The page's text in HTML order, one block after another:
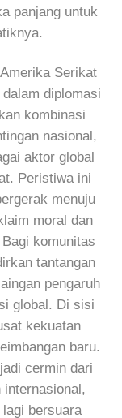
panjang untuk
Serikat
diplomasi
kombinasi
nasional,
aktor global
Peristiwa ini
menuju
moral dan
komunitas
tantangan
pengaruh
global. Di sisi
kekuatan
baru.
cermin dari
internasional,
bersuara